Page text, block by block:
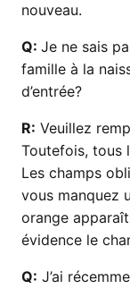
nouveau.
Q: Je ne sais
famille à la
d’entrée?
R: Veuillez
Toutefois, tous
Les champs
vous manquez
orange
évidence le
Q: J’ai